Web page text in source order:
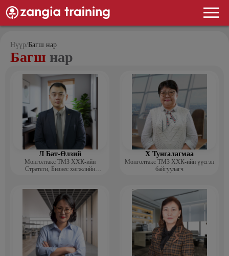
Нүүр/Багш нар
Багш нар
Л Бат-Өлзий
Монголтакс ТМЗ ХХК-ийн
Стратеги, Бизнес хөгжлийн
Х Тунгалагмаа
Монголтакс ТМЗ ХХК-ийн үүсгэн
байгуулагч